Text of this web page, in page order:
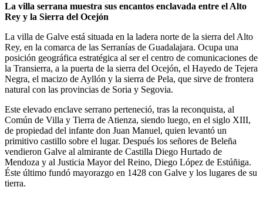
La villa serrana muestra sus encantos enclavada entre el Alto
Rey y la Sierra del Ocejón
La villa de Galve está situada en la ladera norte de la sierra del Alto
Rey, en la comarca de las Serranías de Guadalajara. Ocupa una
posición geográfica estratégica al ser el centro de comunicaciones de
la Transierra, a la puerta de la sierra del Ocejón, el Hayedo de Tejera
Negra, el macizo de Ayllón y la sierra de Pela, que sirve de frontera
natural con las provincias de Soria y Segovia.
Este elevado enclave serrano perteneció, tras la reconquista, al
Común de Villa y Tierra de Atienza, siendo luego, en el siglo XIII,
de propiedad del infante don Juan Manuel, quien levantó un
primitivo castillo sobre el lugar. Después los señores de Beleña
vendieron Galve al almirante de Castilla Diego Hurtado de
Mendoza y al Justicia Mayor del Reino, Diego López de Estúñiga.
Éste último fundó mayorazgo en 1428 con Galve y los lugares de su
tierra.